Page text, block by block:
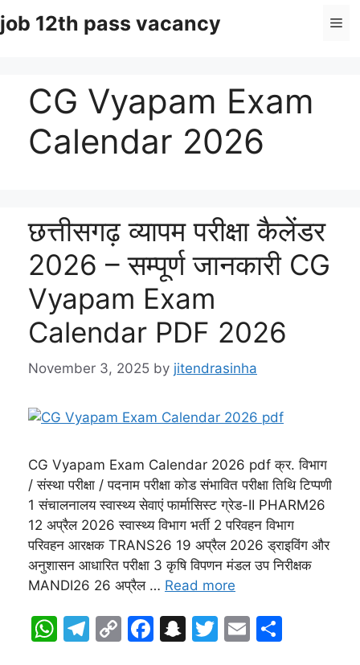
to
job 12th pass vacancy
CG Vyapam Exam
Calendar 2026
छत्तीसगढ़ व्यापम परीक्षा कैलेंडर
2026 – सम्पूर्ण जानकारी CG
Vyapam Exam
Calendar PDF 2026
November 3, 2025 by jitendrasinha
CG Vyapam Exam Calendar 2026 pdf क्र. विभाग
/ संस्था परीक्षा / पदनाम परीक्षा कोड संभावित परीक्षा तिथि टिप्पणी
1 संचालनालय स्वास्थ्य सेवाएं फार्मासिस्ट ग्रेड-II PHARM26
12 अप्रैल 2026 स्वास्थ्य विभाग भर्ती 2 परिवहन विभाग
परिवहन आरक्षक TRANS26 19 अप्रैल 2026 ड्राइविंग और
अनुशासन आधारित परीक्षा 3 कृषि विपणन मंडल उप निरीक्षक
MANDI26 26 अप्रैल … Read more
W T
C
F
S
T
E